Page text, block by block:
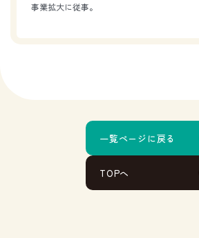
事業拡大に従事。
一覧ページに戻る
TOPへ